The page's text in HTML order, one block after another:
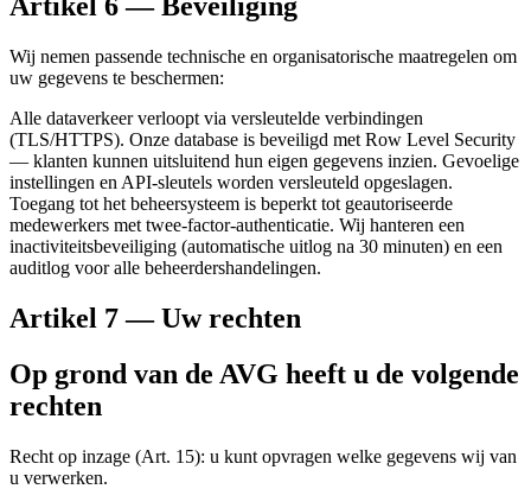
Wij nemen passende technische en organisatorische maatregelen om
uw gegevens te beschermen:
Alle dataverkeer verloopt via versleutelde verbindingen
(TLS/HTTPS). Onze database is beveiligd met Row Level Security
— klanten kunnen uitsluitend hun eigen gegevens inzien. Gevoelige
instellingen en API-sleutels worden versleuteld opgeslagen.
Toegang tot het beheersysteem is beperkt tot geautoriseerde
medewerkers met twee-factor-authenticatie. Wij hanteren een
inactiviteitsbeveiliging (automatische uitlog na 30 minuten) en een
auditlog voor alle beheerdershandelingen.
Artikel 7 — Uw rechten
Op grond van de AVG heeft u de volgende
rechten
Recht op inzage (Art. 15): u kunt opvragen welke gegevens wij van
u verwerken.